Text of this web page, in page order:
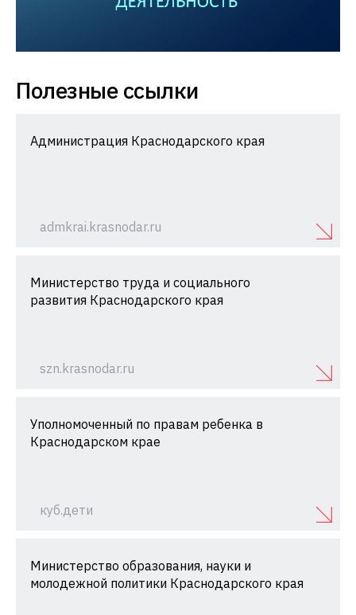
Полезные ссылки
Администрация Краснодарского края
admkrai.krasnodar.ru
Министерство труда и социального
развития Краснодарского края
szn.krasnodar.ru
Уполномоченный по правам ребенка в
Краснодарском крае
куб.дети
Министерство образования, науки и
молодежной политики Краснодарского края